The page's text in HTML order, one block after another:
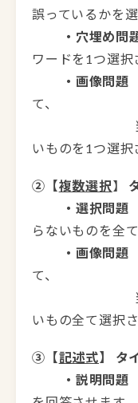
誤っているかを
・穴埋め問
ワードを1つ選択
・画像問題
て、
当てはま
いものを1つ選択
②【複数選択】
・選択問題
らないものを全
・画像問題
て、
当てはま
いもの全て選択さ
③【記述式】 タ
・説明問題